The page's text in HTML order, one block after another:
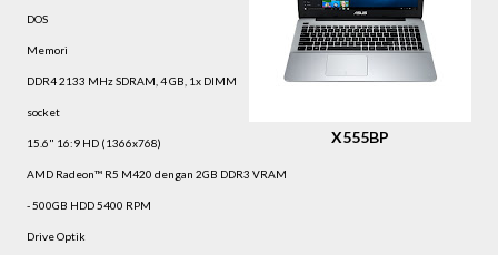
X555BP
DOS
Memori
DDR4 2133 MHz SDRAM, 4 GB, 1x DIMM
socket
15.6" 16:9 HD (1366x768)
AMD Radeon™ R5 M420 dengan 2GB DDR3 VRAM
- 500GB HDD 5400 RPM
Drive Optik